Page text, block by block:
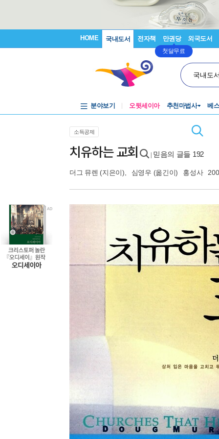
HOME 국내도서 전자책 만권당
첫달무료
외국도서
국내도
분야보기 오뒷세이아 추천마법사 베
소득공제
치유하는 교회 믿음의 글들 192
더그 뮤렌 (지은이), 심영우 (옮긴이) 홍성사